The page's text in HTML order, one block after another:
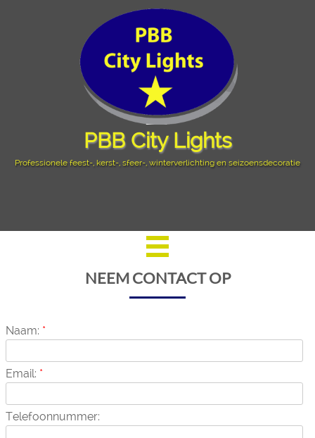
NEEM CONTACT OP
Naam: *
Email: *
Telefoonnummer:
PBB City Lights
Professionele feest-, kerst-, sfeer-, winterverlichting en seizoensdecoratie